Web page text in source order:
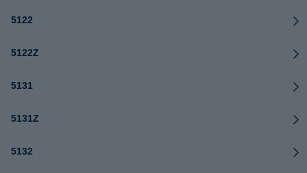
5122
5122Z
5131
5131Z
5132